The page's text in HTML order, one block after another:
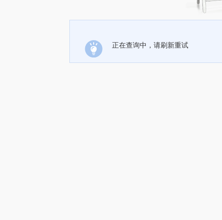
正在查询中，请刷新重试